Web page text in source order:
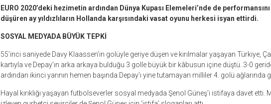
EURO 2020’deki hezimetin ardından Dünya Kupası Elemeleri’nde de
düşüren ay yıldızlıların Hollanda karşısındaki vasat oyunu herkesi isyan ettirdi.
SOSYAL MEDYADA BÜYÜK TEPKİ
55’inci saniyede Davy Klaassen’in golüyle geriye düşen ve kırılmalar yaşayan Türkiye,
kartıyla ve Depay’ın arka arkaya bulduğu 3 golle büyük bir kâbusun içine düştü. 3-0
ardından ikinci yarının hemen başında Depay’ı yine tutamayan milliler 4. golü ağlarında
Hayal kırıklığı yaşayan futbolseverler sosyal medyada Şenol Güneş’i istifaya davet etti.